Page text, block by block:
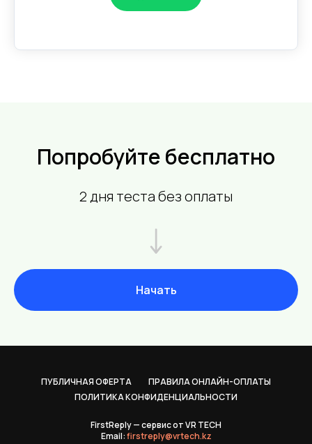
Попробуйте бесплатно
2 дня теста без оплаты
Начать
ПУБЛИЧНАЯ ОФЕРТА
ПРАВИЛА ОНЛАЙН-ОПЛАТЫ
ПОЛИТИКА КОНФИДЕНЦИАЛЬНОСТИ
FirstReply — сервис от VR TECH
Email:firstreply@vrtech.kz